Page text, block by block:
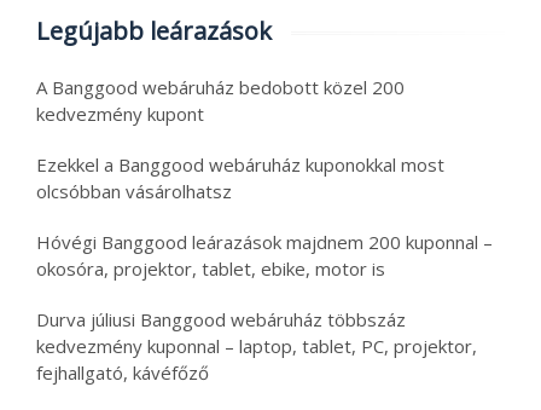
Legújabb leárazások
A Banggood webáruház bedobott közel 200
kedvezmény kupont
Ezekkel a Banggood webáruház kuponokkal most
olcsóbban vásárolhatsz
Hóvégi Banggood leárazások majdnem 200 kuponnal –
okosóra, projektor, tablet, ebike, motor is
Durva júliusi Banggood webáruház többszáz
kedvezmény kuponnal – laptop, tablet, PC, projektor,
fejhallgató, kávéfőző